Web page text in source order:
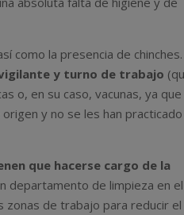
como la presencia de chinches.
y turno de trabajo
o, en su caso, vacunas, ya que
y no se les han practicado
que hacerse cargo de la
departamento de limpieza en el
zonas de trabajo para reducir el